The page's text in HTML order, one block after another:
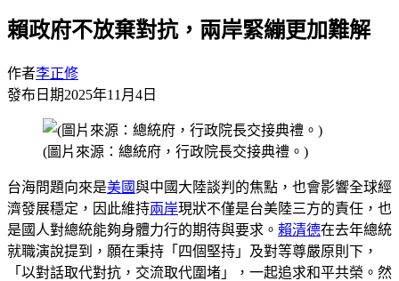
賴政府不放棄對抗，兩岸緊繃更加難解
作者李正修
發布日期2025年11月4日
(圖片來源：總統府，行政院長交接典禮。)
台海問題向來是美國與中國大陸談判的焦點，也會影響全球經
濟發展穩定，因此維持兩岸現狀不僅是台美陸三方的責任，也
是國人對總統能夠身體力行的期待與要求。 賴清德在去年總統
就職演說提到，願在秉持「四個堅持」及對等尊嚴原則下，
「以對話取代對抗，交流取代圍堵」，一起追求和平共榮。然